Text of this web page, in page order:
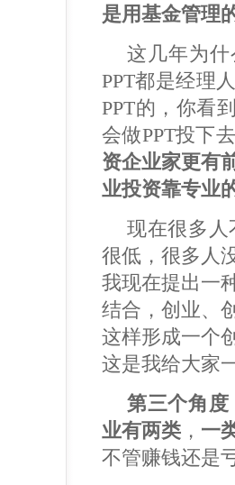
是用基金管理
这几年为
PPT都是经理
PPT的，你看
会做PPT投下
资企业家更有
业投资靠专业
现在很多
很低，很多人
我现在提出一
结合，创业、
这样形成一个
这是我给大家
第三个角
业有两类 ， 一
不管赚钱还是